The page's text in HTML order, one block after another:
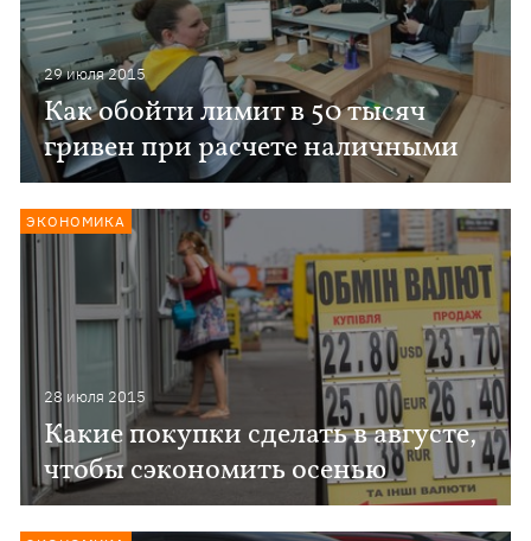
29 июля 2015
Как обойти лимит в 50 тысяч
гривен при расчете наличными
28 июля 2015
Какие покупки сделать в августе,
чтобы сэкономить осенью
ЭКОНОМИКА